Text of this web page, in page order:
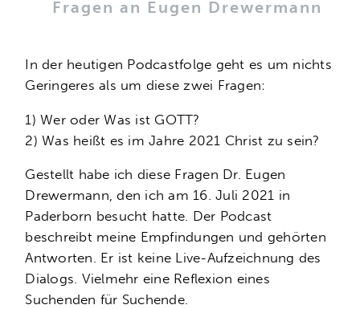
Fragen an Eugen Drewermann
In der heutigen Podcastfolge geht es um nichts
Geringeres als um diese zwei Fragen:
1) Wer oder Was ist GOTT?
2) Was heißt es im Jahre 2021 Christ zu sein?
Gestellt habe ich diese Fragen Dr. Eugen
Drewermann, den ich am 16. Juli 2021 in
Paderborn besucht hatte. Der Podcast
beschreibt meine Empfindungen und gehörten
Antworten. Er ist keine Live-Aufzeichnung des
Dialogs. Vielmehr eine Reflexion eines
Suchenden für Suchende.